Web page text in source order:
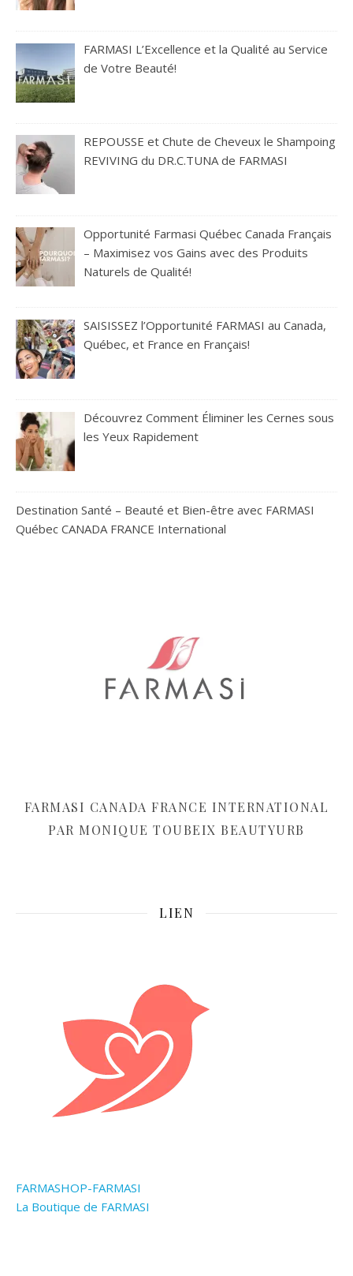
FARMASI L’Excellence et la Qualité au Service
de Votre Beauté!
REPOUSSE et Chute de Cheveux le Shampoing
REVIVING du DR.C.TUNA de FARMASI
Opportunité Farmasi Québec Canada Français
– Maximisez vos Gains avec des Produits
Naturels de Qualité!
SAISISSEZ l’Opportunité FARMASI au Canada,
Québec, et France en Français!
Découvrez Comment Éliminer les Cernes sous
les Yeux Rapidement
Destination Santé – Beauté et Bien-être avec FARMASI
Québec CANADA FRANCE International
FARMASI CANADA FRANCE INTERNATIONAL
PAR MONIQUE TOUBEIX BEAUTYURB
LIEN
FARMASHOP-FARMASI
La Boutique de FARMASI